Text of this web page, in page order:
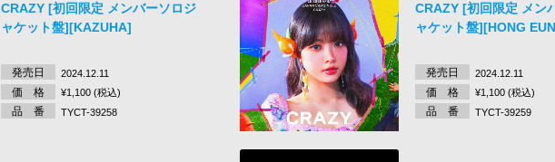
CRAZY [初回限定 メンバーソロジ
ャケット盤][KAZUHA]
発売日 2024.12.11
価 格 ¥1,100 (税込)
品 番 TYCT-39258
CRAZY [初回限定 メン
ャケット盤][HONG
発売日 2024.12.11
価 格 ¥1,100 (税込)
品 番 TYCT-39259